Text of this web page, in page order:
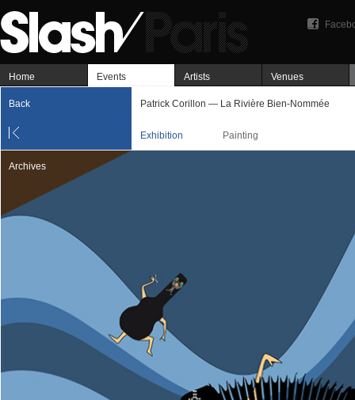
Home Events Artists Venues
Back Patrick Corillon — La Rivière Bien-Nommée
Exhibition Painting
Archives